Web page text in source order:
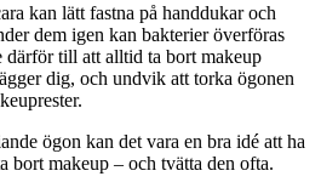
kan lätt fastna på handdukar och
dem igen kan bakterier överföras
till att alltid ta bort makeup
dig, och undvik att torka ögonen
ögon kan det vara en bra idé att ha
bort makeup – och tvätta den ofta.